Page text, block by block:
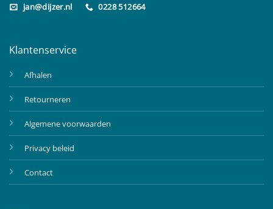
jan@dijzer.nl 0228 512664
Klantenservice
Afhalen
Retourneren
Algemene voorwaarden
Privacy beleid
Contact